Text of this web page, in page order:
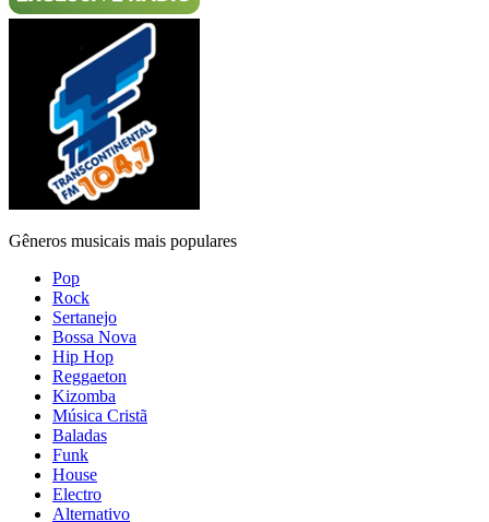
Gêneros musicais mais populares
Pop
Rock
Sertanejo
Bossa Nova
Hip Hop
Reggaeton
Kizomba
Música Cristã
Baladas
Funk
House
Electro
Alternativo